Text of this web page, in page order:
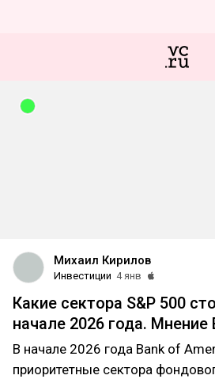
Михаил Кирилов
Инвестиции 4 янв
Какие сектора S&P 500
начале 2026 года. Мнение
В начале 2026 года Bank of
приоритетные сектора